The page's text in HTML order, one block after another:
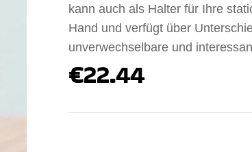
kann auch als Halter für Ihre
Hand und verfügt über
unverwechselbare und
€22.44